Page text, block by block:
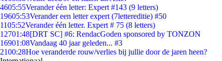
4605:55Verander één letter: Expert #143 (9 letters)
19605:53Verander een letter expert (7lettereditie) #50
1105:52Verander één letter. Expert # 75 (8 letters)
12701:48[DRT SC] #6: RendacGoden sponsored by TONZON
16901:08Vandaag 40 jaar geleden... #3
2100:28Hoe veranderde rouw/verlies bij jullie door de jaren heen?